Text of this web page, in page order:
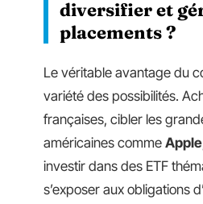
diversifier et
placements ?
Le véritable avantage du
variété des possibilités.
françaises, cibler les
américaines comme Apple
investir dans des ETF
s’exposer aux obligations